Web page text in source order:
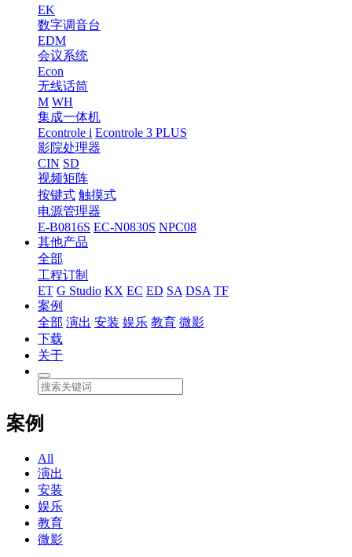
EK
数字调音台
EDM
会议系统
Econ
无线话筒
M WH
集成一体机
Econtrole i Econtrole 3 PLUS
影院处理器
CIN SD
视频矩阵
按键式 触摸式
电源管理器
E-B0816S EC-N0830S NPC08
其他产品
全部
工程订制
ET G Studio KX EC ED SA DSA TF
案例
全部 演出 安装 娱乐 教育 微影
下载
关于
案例
All
演出
安装
娱乐
教育
微影